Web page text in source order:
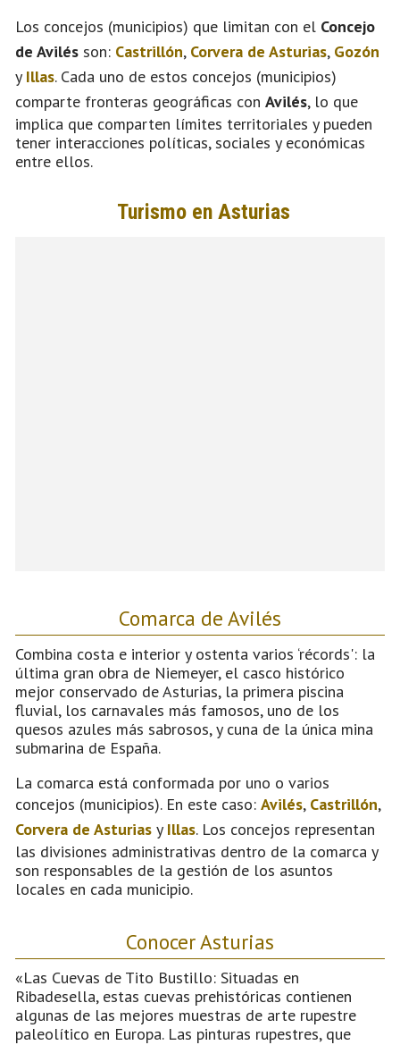
Los concejos (municipios) que limitan con el Concejo
de Avilés son: Castrillón, Corvera de Asturias, Gozón
y Illas. Cada uno de estos concejos (municipios)
comparte fronteras geográficas con Avilés, lo que
implica que comparten límites territoriales y pueden
tener interacciones políticas, sociales y económicas
entre ellos.
Comarca de Avilés
Combina costa e interior y ostenta varios ‘récords': la
última gran obra de Niemeyer, el casco histórico
mejor conservado de Asturias, la primera piscina
fluvial, los carnavales más famosos, uno de los
quesos azules más sabrosos, y cuna de la única mina
submarina de España.
La comarca está conformada por uno o varios
concejos (municipios). En este caso: Avilés, Castrillón,
Corvera de Asturias y Illas. Los concejos representan
las divisiones administrativas dentro de la comarca y
son responsables de la gestión de los asuntos
locales en cada municipio.
Conocer Asturias
«Las Cuevas de Tito Bustillo: Situadas en
Ribadesella, estas cuevas prehistóricas contienen
algunas de las mejores muestras de arte rupestre
paleolítico en Europa. Las pinturas rupestres, que